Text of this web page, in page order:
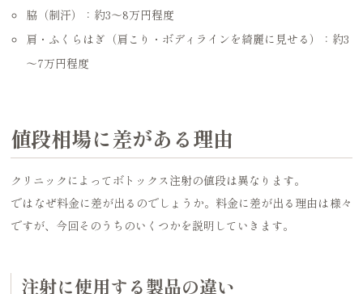
脇（制汗）：約3～8万円程度
肩・ふくらはぎ（肩こり・ボディラインを綺麗に見せる）：約3
～7万円程度
値段相場に差がある理由
クリニックによってボトックス注射の値段は異なります。
ではなぜ料金に差が出るのでしょうか。料金に差が出る理由は様々
ですが、今回そのうちのいくつかを説明していきます。
注射に使用する製品の違い